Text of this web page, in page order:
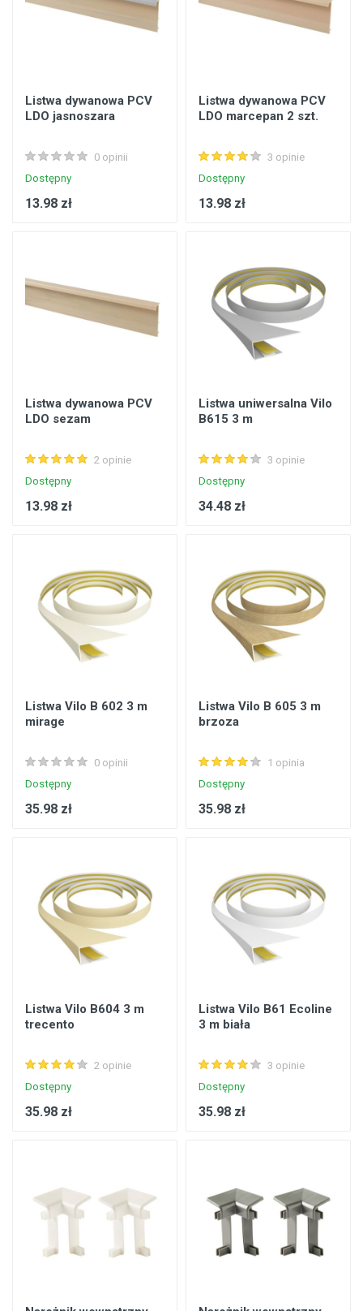
Listwa dywanowa PCV
LDO jasnoszara
0 opinii
Dostępny
13.98 zł
Listwa dywanowa PCV
LDO marcepan 2 szt.
3 opinie
Dostępny
13.98 zł
Listwa dywanowa PCV
LDO sezam
2 opinie
Dostępny
13.98 zł
Listwa uniwersalna Vilo
B615 3 m
3 opinie
Dostępny
34.48 zł
Listwa Vilo B 602 3 m
mirage
0 opinii
Dostępny
35.98 zł
Listwa Vilo B 605 3 m
brzoza
1 opinia
Dostępny
35.98 zł
Listwa Vilo B604 3 m
trecento
2 opinie
Dostępny
35.98 zł
Listwa Vilo B61 Ecoline
3 m biała
3 opinie
Dostępny
35.98 zł